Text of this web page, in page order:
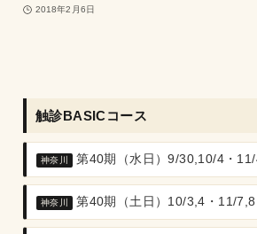
2018年2月6日
触診BASICコース
神奈川 第40期（水日）9/30,10/4・
神奈川 第40期（土日）10/3,4・11/